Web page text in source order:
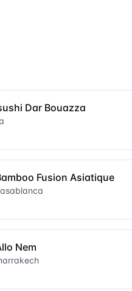
Dar Bouazza
Fusion Asiatique
Nem